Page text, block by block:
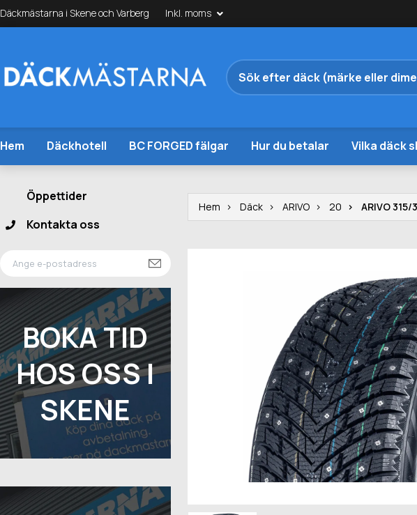
Däckmästarna i Skene och Varberg Inkl. moms
Hem Däckhotell BC FORGED fälgar Hur du betalar Vilka däck
Öppettider
Kontakta oss
BOKA TID
HOS OSS I
SKENE
Hem Däck ARIVO 20 ARIVO 315/